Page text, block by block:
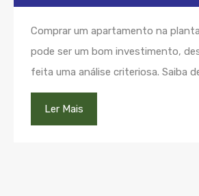
Comprar um apartamento na
pode ser um bom investimento,
feita uma análise criteriosa. Saiba
Ler Mais